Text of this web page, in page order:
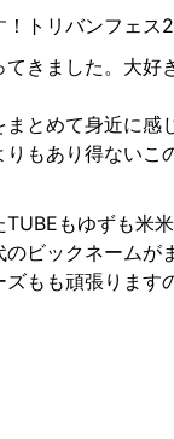
トリバンフェス
てきました。大好
とめて身近に感
りもあり得ないこ
TUBEもゆずも米
ビックネームが
もも頑張ります